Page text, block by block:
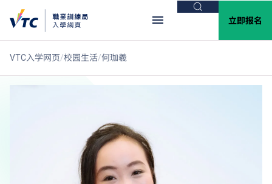
搜索
立即报名
VTC入学网页 校园生活 何珈羲